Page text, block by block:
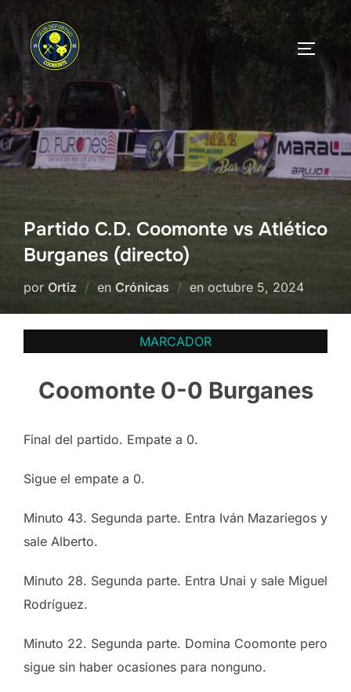
contenido
Partido C.D. Coomonte vs Atlético
Burganes (directo)
por Ortiz en Crónicas en Publicado
octubre 5, 2024
MARCADOR
Coomonte 0-0 Burganes
Final del partido. Empate a 0.
Sigue el empate a 0.
Minuto 43. Segunda parte. Entra Iván Mazariegos y
sale Alberto.
Minuto 28. Segunda parte. Entra Unai y sale Miguel
Rodríguez.
Minuto 22. Segunda parte. Domina Coomonte pero
sigue sin haber ocasiones para nonguno.